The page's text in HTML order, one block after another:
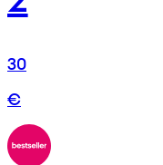
30
€